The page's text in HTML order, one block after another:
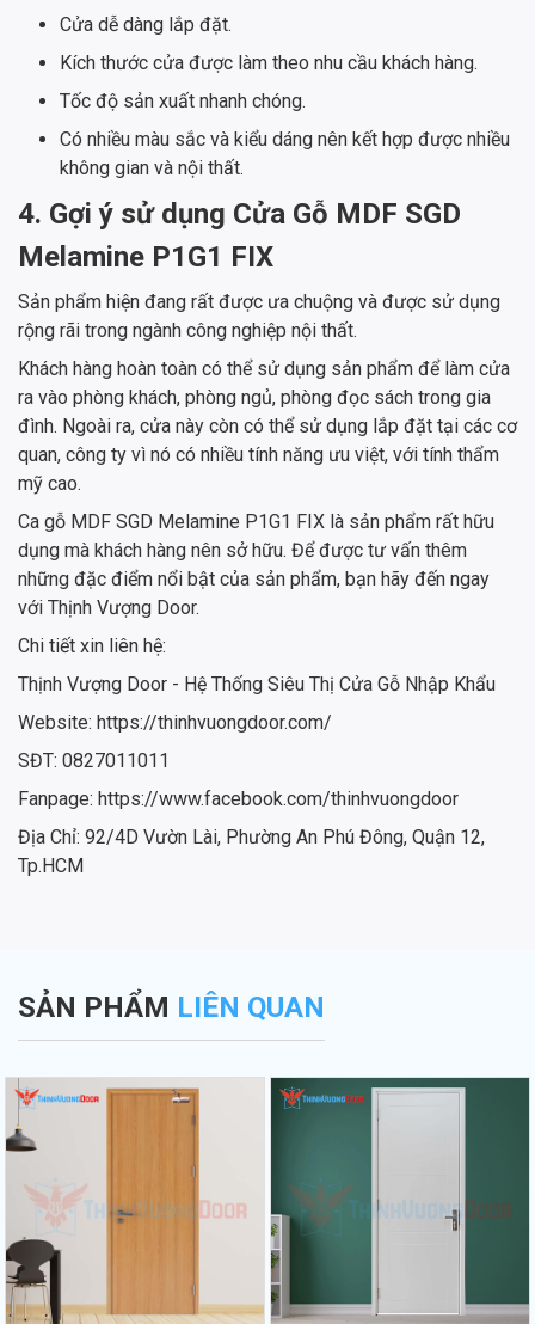
Cửa dễ dàng lắp đặt.
Kích thước cửa được làm theo nhu cầu khách hàng.
Tốc độ sản xuất nhanh chóng.
Có nhiều màu sắc và kiểu dáng nên kết hợp được nhiều
không gian và nội thất.
4. Gợi ý sử dụng Cửa Gỗ MDF SGD
Melamine P1G1 FIX
Sản phẩm hiện đang rất được ưa chuộng và được sử dụng
rộng rãi trong ngành công nghiệp nội thất.
Khách hàng hoàn toàn có thể sử dụng sản phẩm để làm cửa
ra vào phòng khách, phòng ngủ, phòng đọc sách trong gia
đình. Ngoài ra, cửa này còn có thể sử dụng lắp đặt tại các cơ
quan, công ty vì nó có nhiều tính năng ưu việt, với tính thẩm
mỹ cao.
Ca gỗ MDF SGD Melamine P1G1 FIX là sản phẩm rất hữu
dụng mà khách hàng nên sở hữu. Để được tư vấn thêm
những đặc điểm nổi bật của sản phẩm, bạn hãy đến ngay
với Thịnh Vượng Door.
Chi tiết xin liên hệ:
Thịnh Vượng Door - Hệ Thống Siêu Thị Cửa Gỗ Nhập Khẩu
Website: https://thinhvuongdoor.com/
SĐT: 0827011011
Fanpage: https://www.facebook.com/thinhvuongdoor
Địa Chỉ: 92/4D Vườn Lài, Phường An Phú Đông, Quận 12,
Tp.HCM
SẢN PHẨM LIÊN QUAN